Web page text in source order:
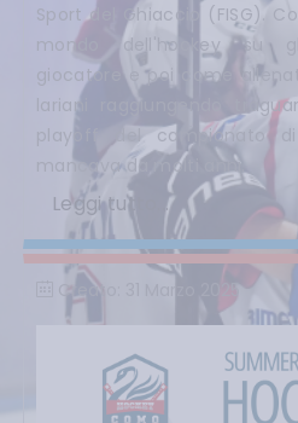
Sport del Ghiaccio (FISG).
mondo dell'hockey su
giocatore e poi come
lariani raggiungendo
playoff del campionato
mancava da molti anni.
Leggi tutto...
Creato: 31 Marzo 2025